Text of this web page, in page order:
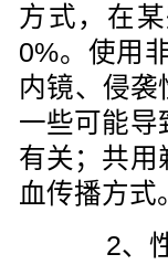
方式，在
0%。使用
内镜、侵
一些可能导
有关；共用
血传播方式
2、性